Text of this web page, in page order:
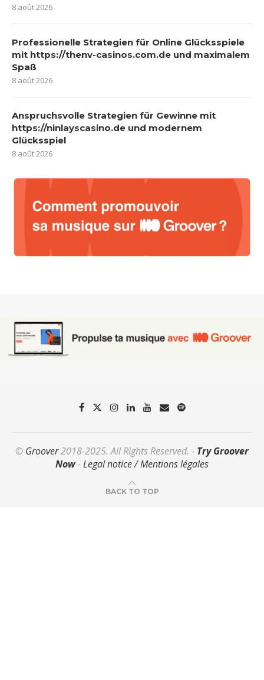
8 août 2026
Professionelle Strategien für Online Glücksspiele
mit https://thenv-casinos.com.de und maximalem
Spaß
8 août 2026
Anspruchsvolle Strategien für Gewinne mit
https://ninlayscasino.de und modernem
Glücksspiel
8 août 2026
© Groover2018-2025. All Rights Reserved. - Try Groover
Now-Legal notice / Mentions légales
BACK TO TOP